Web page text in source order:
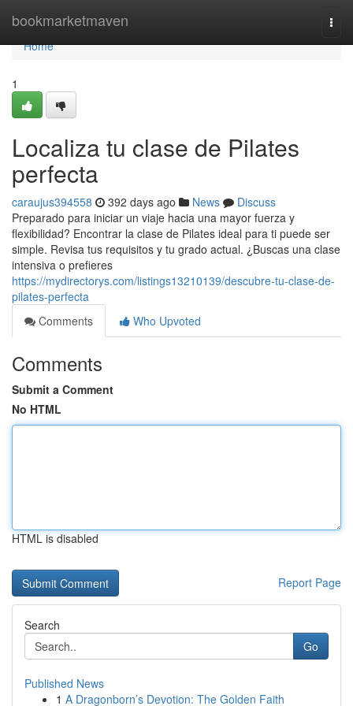
bookmarketmaven
Home
Home
1
Localiza tu clase de Pilates
perfecta
caraujus394558 392 days ago News
Discuss
Preparado para iniciar un viaje hacia una mayor fuerza y
flexibilidad? Encontrar la clase de Pilates ideal para ti puede ser
simple. Revisa tus requisitos y tu grado actual. ¿Buscas una clase
intensiva o prefieres
https://mydirectorys.com/listings13210139/descubre-tu-clase-de-
pilates-perfecta
Comments
Who Upvoted
Comments
Submit a Comment
No HTML
HTML is disabled
Report Page
Search
Go
Published News
1 A Dragonborn’s Devotion: The Golden Faith